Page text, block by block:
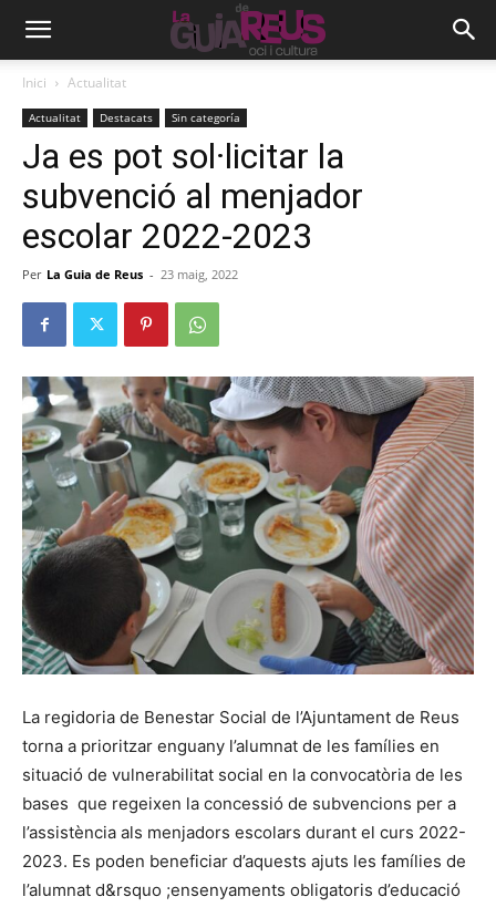
Inici Actualitat
Actualitat Destacats Sin categoría
Ja es pot sol·licitar la
subvenció al menjador
escolar 2022-2023
Per La Guia de Reus - 23 maig, 2022
La regidoria de Benestar Social de l’Ajuntament de Reus
torna a prioritzar enguany l’alumnat de les famílies en
situació de vulnerabilitat social en la convocatòria de les
bases que regeixen la concessió de subvencions per a
l’assistència als menjadors escolars durant el curs 2022-
2023. Es poden beneficiar d’aquests ajuts les famílies de
l’alumnat d&rsquo ;ensenyaments obligatoris d’educació